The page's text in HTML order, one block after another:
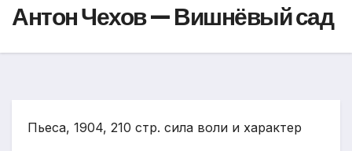
Антон Чехов — Вишнёвый сад
Пьеса, 1904, 210 стр. сила воли и характер